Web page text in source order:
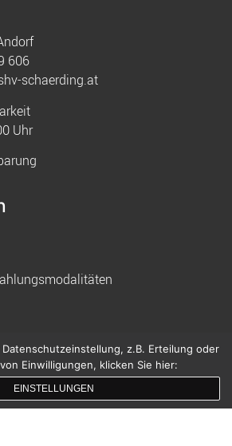
606
schaerding.at
Uhr
© 2021 FIM
mit von innDesign
z.B. Erteilung oder
Einwilligungen, klicken Sie hier:
EINSTELLUNGEN